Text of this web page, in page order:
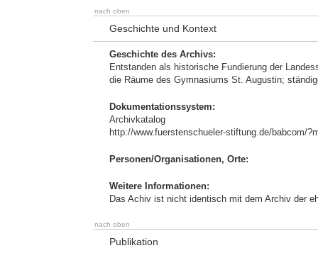
nach oben
Geschichte und Kontext
Geschichte des Archivs:
Entstanden als historische Fundierung der
die Räume des Gymnasiums St. Augustin;
Dokumentationssystem:
Archivkatalog
http://www.fuerstenschueler-stiftung.de/babcom/
Personen/Organisationen, Orte:
Weitere Informationen:
Das Achiv ist nicht identisch mit dem Archiv der
nach oben
Publikation